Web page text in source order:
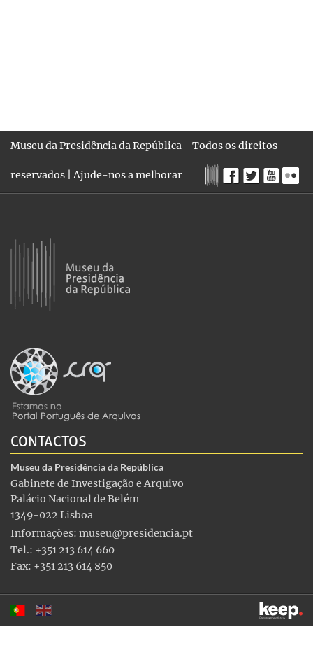
Museu da Presidência da República - Todos os direitos
reservados |Ajude-nos a melhorar
CONTACTOS
Museu da Presidência da República
Gabinete de Investigação e Arquivo
Palácio Nacional de Belém
1349-022 Lisboa
Informações: museu@presidencia.pt
Tel.: +351 213 614 660
Fax: +351 213 614 850